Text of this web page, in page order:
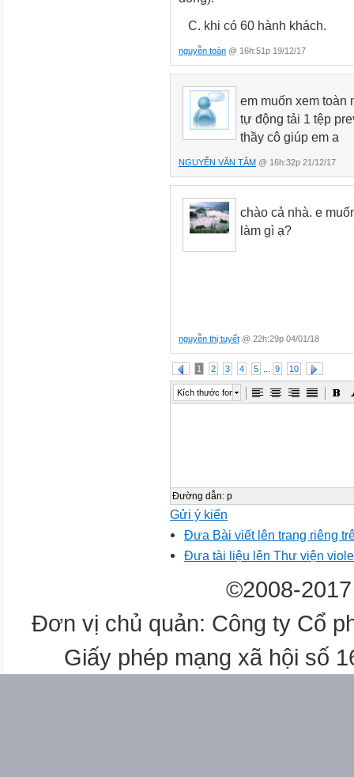
C. khi có 60 hành
nguyễn toàn @ 16h:51p 19/12/17
em muốn xem toàn
tự động tải 1 tệp
thầy cô giúp em a
NGUYỄN VĂN TÂM @ 16h:32p 21/12/17
chào cả nhà. e
làm gì ạ?
nguyễn thị tuyết @ 22h:29p 04/01/18
1 2 3 4 5 9 10
Kích thước font
Đường dẫn: p
Gửi ý kiến
Đưa Bài viết lên trang riêng
Đưa tài liệu lên Thư viện
©2008-
Đơn vị chủ quản: Công ty Cổ
Giấy phép mạng xã hội số